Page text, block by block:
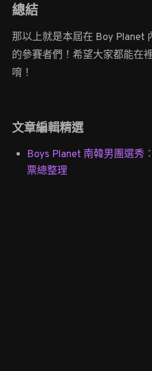
總結
那以上就是本屆在 Boy Planet
的參賽者們！希望大家都能在
唷！
文章編輯精選
Boys Planet 南韓男團選秀
票總整理